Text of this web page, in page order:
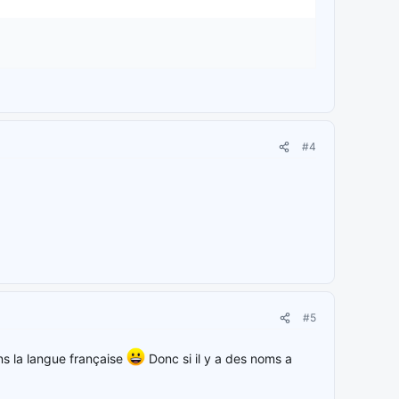
#4
#5
la langue française Donc si il y a des noms a